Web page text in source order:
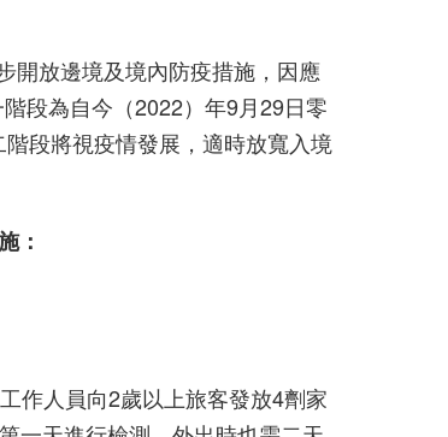
開放邊境及境內防疫措施，因應
段為自今（2022）年9月29日零
段將視疫情發展，適時放寬入境
：
作人員向2歲以上旅客發放4劑家